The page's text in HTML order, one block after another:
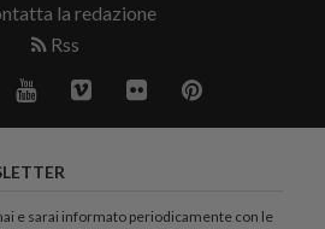
la redazione
Rss
e sarai informato periodicamente con le